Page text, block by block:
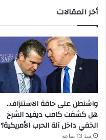
أخر المقالات
واشنطن على حافة الاستنزاف..
هل كشفت كامب ديفيد الشرخ
الخفي داخل آلة الحرب الأمريكية؟
منذ 13 ساعة